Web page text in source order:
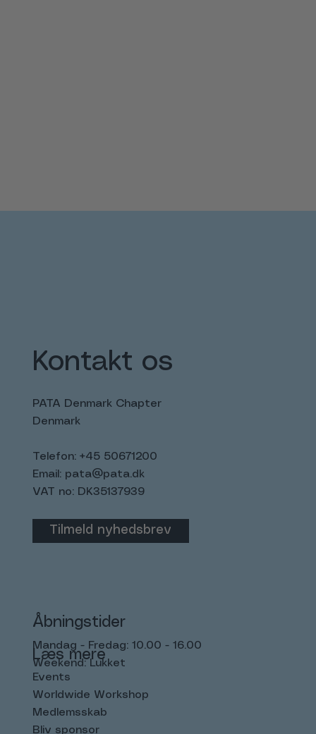
Kontakt os
PATA Denmark Chapter
Denmark
Telefon: +45 50671200
Email: pata@pata.dk
VAT no: DK35137939
Tilmeld nyhedsbrev
Åbningstider
Mandag - Fredag: 10.00 - 16.00
Weekend: Lukket
Læs mere
Events
Worldwide Workshop
Medlemsskab
Bliv sponsor